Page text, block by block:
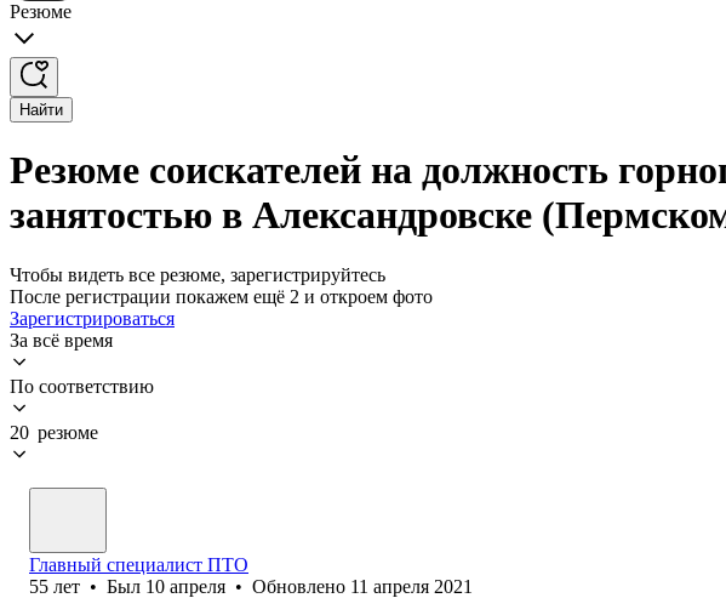
Резюме
Найти
Резюме соискателей на должность
занятостью в Александровске
Чтобы видеть все резюме, зарегистрируйтесь
После регистрации покажем ещё 2 и откроем фото
Зарегистрироваться
За всё время
По соответствию
20 резюме
Главный специалист ПТО
55 лет • Был 10 апреля • Обновлено 11 апреля 2021